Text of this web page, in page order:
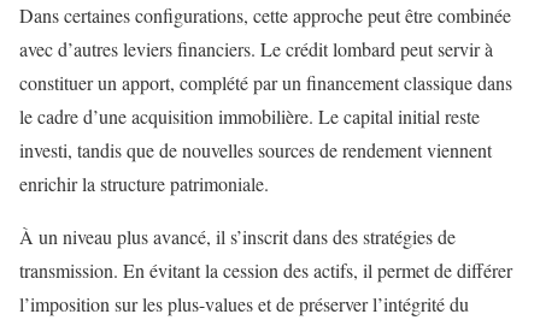
Dans certaines configurations, cette approche peut être combinée
avec d’autres leviers financiers. Le crédit lombard peut servir à
constituer un apport, complété par un financement classique dans
le cadre d’une acquisition immobilière. Le capital initial reste
investi, tandis que de nouvelles sources de rendement viennent
enrichir la structure patrimoniale.
À un niveau plus avancé, il s’inscrit dans des stratégies de
transmission. En évitant la cession des actifs, il permet de différer
l’imposition sur les plus-values et de préserver l’intégrité du